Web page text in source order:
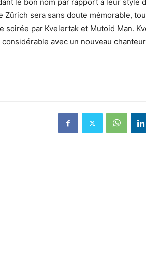
sera sans doute mémorable,
soirée par Kvelertak et Mutoid Man.
avec un nouveau